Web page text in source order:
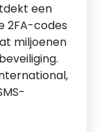
een
2FA-codes
miljoenen